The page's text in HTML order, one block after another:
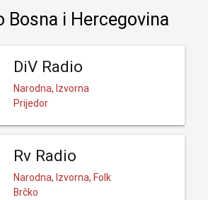
Bosna i Hercegovina
DiV Radio
Narodna, Izvorna
Prijedor
Rv Radio
Narodna, Izvorna, Folk
Brčko